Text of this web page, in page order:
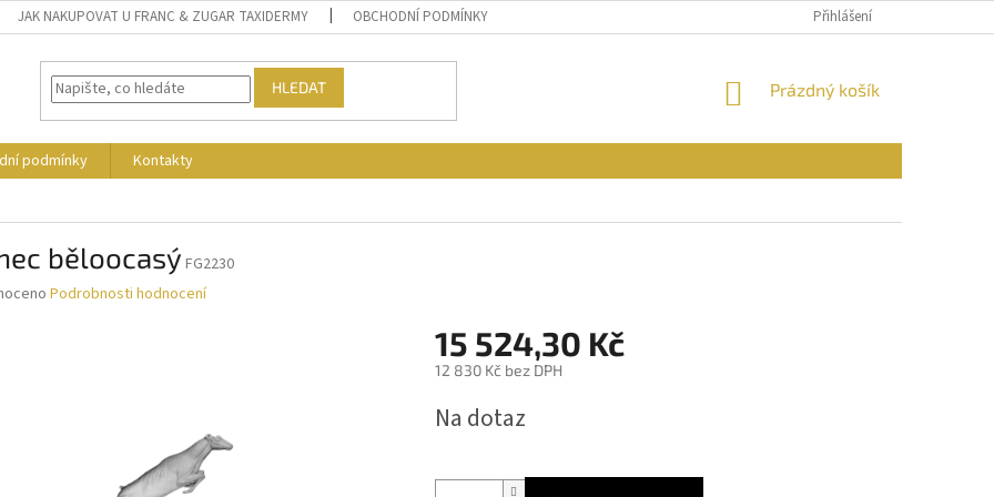
JAK NAKUPOVAT U FRANC & ZUGAR TAXIDERMY OBCHODNÍ PODMÍNKY REKLAMAČNÍ ŘÁD
Přihlášení
HLEDAT
NÁKUPNÍ
Prázdný košík
podmínky
Kontakty
běloocasý FG2230
Podrobnosti hodnocení
15 524,30 Kč
12 830 Kč bez DPH
cena:
Na dotaz